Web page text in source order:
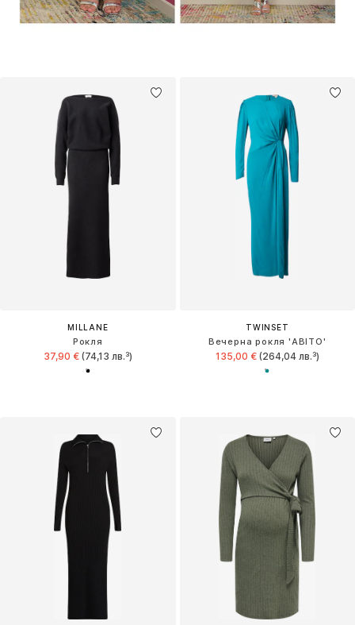
MILLANE
Рокля
37,90 €(74,13 лв.³)
TWINSET
Вечерна рокля 'ABITO'
135,00 €(264,04 лв.³)